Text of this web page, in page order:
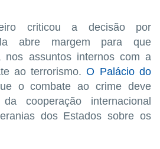
criticou a decisão por
abre margem para que
nos assuntos internos com a
ao terrorismo.O Palácio do
o combate ao crime deve
cooperação internacional
dos Estados sobre os